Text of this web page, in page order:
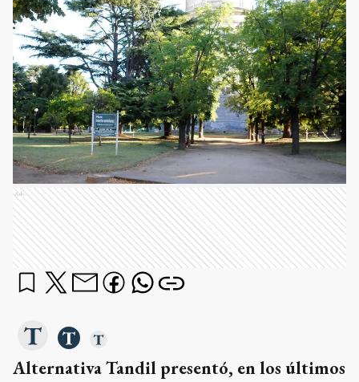
Ads
Alternativa Tandil presentó, en los últimos